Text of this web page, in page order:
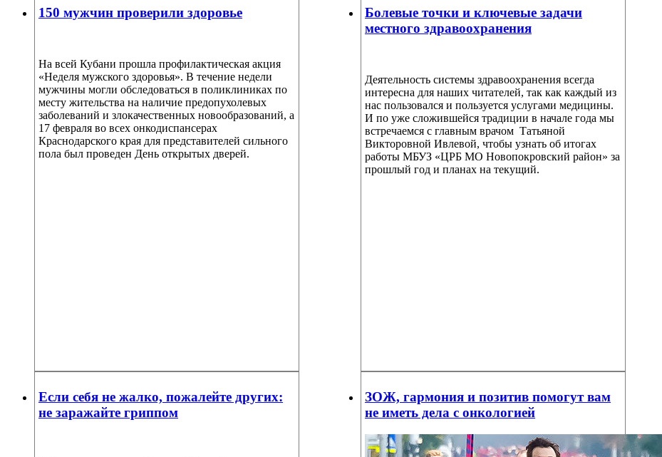
150 мужчин проверили здоровье
На всей Кубани прошла профилактическая акция
«Неделя мужского здоровья». В течение недели
мужчины могли обследоваться в поликлиниках по
месту жительства на наличие предопухолевых
заболеваний и злокачественных новообразований, а
17 февраля во всех онкодиспансерах
Краснодарского края для представителей сильного
пола был проведен День открытых дверей.
Болевые точки и ключевые задачи
местного здравоохранения
Деятельность системы здравоохранения всегда
интересна для наших читателей, так как каждый из
нас пользовался и пользуется услугами медицины.
И по уже сложившейся традиции в начале года мы
встречаемся с главным врачом Татьяной
Викторовной Ивлевой, чтобы узнать об итогах
работы МБУЗ «ЦРБ МО Новопокровский район» за
прошлый год и планах на текущий.
Если себя не жалко, пожалейте других:
не заражайте гриппом
ЗОЖ, гармония и позитив помогут вам
не иметь дела с онкологией